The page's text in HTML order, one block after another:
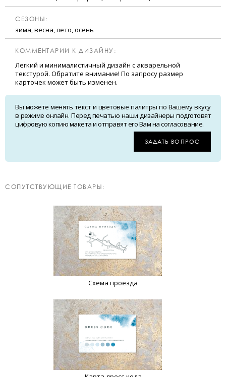
CЕЗОНЫ:
зима, весна, лето, осень
КОММЕНТАРИИ К ДИЗАЙНУ:
Легкий и минималистичный дизайн с акварельной
текстурой. Обратите внимание! По запросу размер
карточек может быть изменен.
Вы можете менять текст и цветовые палитры по Вашему вкусу
в режиме онлайн. Перед печатью наши дизайнеры подготовят
цифровую копию макета и отправят его Вам на согласование.
ЗАДАТЬ ВОПРОС
CОПУТСТВУЮЩИЕ ТОВАРЫ:
Схема проезда